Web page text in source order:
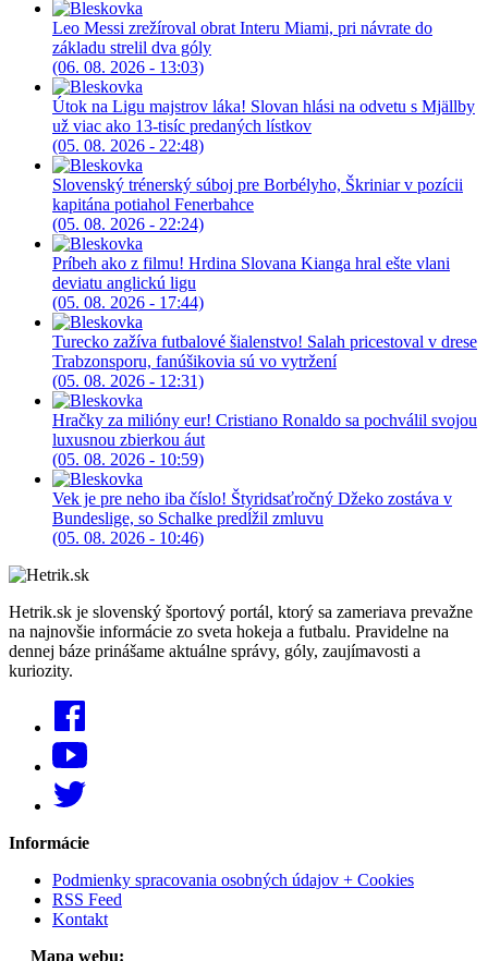
Leo Messi zrežíroval obrat Interu Miami, pri návrate do
základu strelil dva góly
(06. 08. 2026 - 13:03)
Útok na Ligu majstrov láka! Slovan hlási na odvetu s Mjällby
už viac ako 13-tisíc predaných lístkov
(05. 08. 2026 - 22:48)
Slovenský trénerský súboj pre Borbélyho, Škriniar v pozícii
kapitána potiahol Fenerbahce
(05. 08. 2026 - 22:24)
Príbeh ako z filmu! Hrdina Slovana Kianga hral ešte vlani
deviatu anglickú ligu
(05. 08. 2026 - 17:44)
Turecko zažíva futbalové šialenstvo! Salah pricestoval v drese
Trabzonsporu, fanúšikovia sú vo vytržení
(05. 08. 2026 - 12:31)
Hračky za milióny eur! Cristiano Ronaldo sa pochválil svojou
luxusnou zbierkou áut
(05. 08. 2026 - 10:59)
Vek je pre neho iba číslo! Štyridsaťročný Džeko zostáva v
Bundeslige, so Schalke predĺžil zmluvu
(05. 08. 2026 - 10:46)
Hetrik.sk je slovenský športový portál, ktorý sa zameriava prevažne
na najnovšie informácie zo sveta hokeja a futbalu. Pravidelne na
dennej báze prinášame aktuálne správy, góly, zaujímavosti a
kuriozity.
Informácie
Podmienky spracovania osobných údajov + Cookies
RSS Feed
Kontakt
Mapa webu: